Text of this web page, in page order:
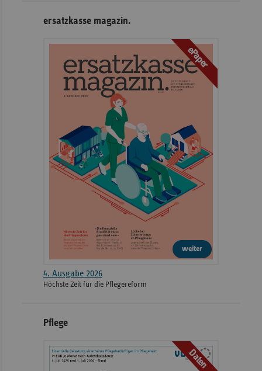
ersatzkasse magazin.
ePaper
weiter
4. Ausgabe 2026
Höchste Zeit für die Pflegereform
Pflege
Daten